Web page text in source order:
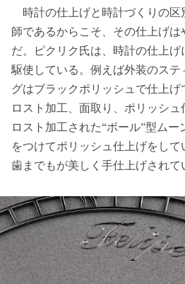
時計の仕上げと時計づくりの区
師であるからこそ、その仕上げ
だ。ピクリク氏は、時計の仕上
駆使している。例えば外装のス
グはブラックポリッシュで仕上
ロスト加工、面取り、ポリッシ
ロスト加工された“ボール”型ム
をつけてポリッシュ仕上げをし
歯までもが美しく手仕上げされて